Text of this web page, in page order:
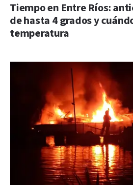
Tiempo en Entre Ríos:
de hasta 4 grados y
temperatura